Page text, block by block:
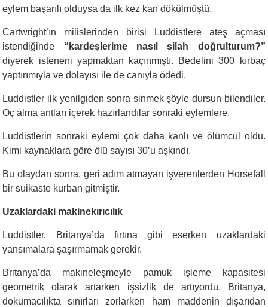
eylem başarılı olduysa da ilk kez kan dökülmüştü.
Cartwright’ın milislerinden birisi Luddistlere ateş açması
istendiğinde “kardeşlerime nasıl silah doğrulturum?”
diyerek isteneni yapmaktan kaçınmıştı. Bedelini 300 kırbaç
yaptırımıyla ve dolayısı ile de canıyla ödedi.
Luddistler ilk yenilgiden sonra sinmek şöyle dursun bilendiler.
Öç alma antları içerek hazırlandılar sonraki eylemlere.
Luddistlerin sonraki eylemi çok daha kanlı ve ölümcül oldu.
Kimi kaynaklara göre ölü sayısı 30’u aşkındı.
Bu olaydan sonra, geri adım atmayan işverenlerden Horsefall
bir suikaste kurban gitmiştir.
Uzaklardaki makinekırıcılık
Luddistler, Britanya’da fırtına gibi eserken uzaklardaki
yansımalara şaşırmamak gerekir.
Britanya’da makineleşmeyle pamuk işleme kapasitesi
geometrik olarak artarken işsizlik de artıyordu. Britanya,
dokumacılıkta sınırları zorlarken ham maddenin dışarıdan